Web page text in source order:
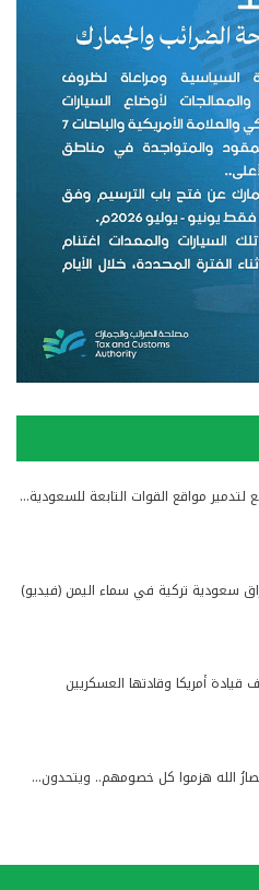
مواقع القوات التابعة للسعودية…
سعودية تركية في سماء اليمن (فيديو)
أمريكا وقادتها العسكريين
الله هزموا كل خصومهم.. ويتحدون…